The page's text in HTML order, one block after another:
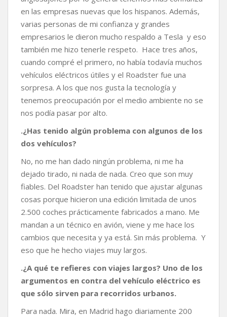
en las empresas nuevas que los hispanos. Además,
varias personas de mi confianza y grandes
empresarios le dieron mucho respaldo a Tesla y eso
también me hizo tenerle respeto. Hace tres años,
cuando compré el primero, no había todavía muchos
vehículos eléctricos útiles y el Roadster fue una
sorpresa. A los que nos gusta la tecnología y
tenemos preocupación por el medio ambiente no se
nos podía pasar por alto.
.¿Has tenido algún problema con algunos de los
dos vehículos?
No, no me han dado ningún problema, ni me ha
dejado tirado, ni nada de nada. Creo que son muy
fiables. Del Roadster han tenido que ajustar algunas
cosas porque hicieron una edición limitada de unos
2.500 coches prácticamente fabricados a mano. Me
mandan a un técnico en avión, viene y me hace los
cambios que necesita y ya está. Sin más problema. Y
eso que he hecho viajes muy largos.
.¿A qué te refieres con viajes largos? Uno de los
argumentos en contra del vehículo eléctrico es
que sólo sirven para recorridos urbanos.
Para nada. Mira, en Madrid hago diariamente 200